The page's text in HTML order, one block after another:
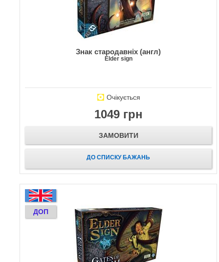
Знак стародавніх (англ)
Elder sign
Очікується
1049 грн
ЗАМОВИТИ
ДО СПИСКУ БАЖАНЬ
ДОП